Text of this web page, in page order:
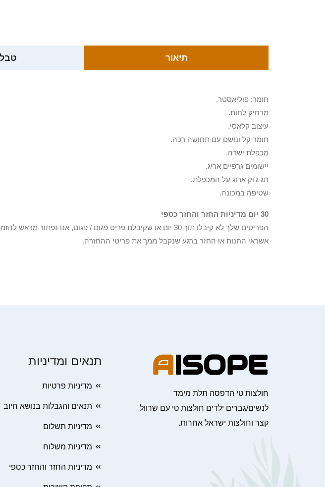
תיאור
חומר: פוליאסטר.
מרחיק לחות.
עיצוב קלאסי.
חומר קל ונושם עם תחושה רכה.
מכפלת ישרה.
יישומים גרפיים אריג.
תג ג'וק ארוג על המכפלת.
שטיפה במכונה.
30 יום מדיניות החזר והחזר כספי
הפריטים שלך לא קיבלו תוך 30 יום או שקיבלת פריט פגום / פגום,
אשראי החנות או החזר ברגע שנקבל ממך את פריטי ההחזרה.
חולצות טי הדפסה תלת מימד
לנשים/גברים ילדים חולצות טי עם שרוול
קצר וחולצות ישראל אחרות.
תנאים ומדיניות
מדיניות פרטיות
תנאים והגבלות בנושא חיוב
מדיניות תשלום
מדיניות משלוח
מדיניות החזר והחזר כספי